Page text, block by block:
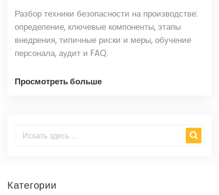
Разбор техники безопасности на производстве:
определение, ключевые компоненты, этапы
внедрения, типичные риски и меры, обучение
персонала, аудит и FAQ.
Просмотреть больше
Категории